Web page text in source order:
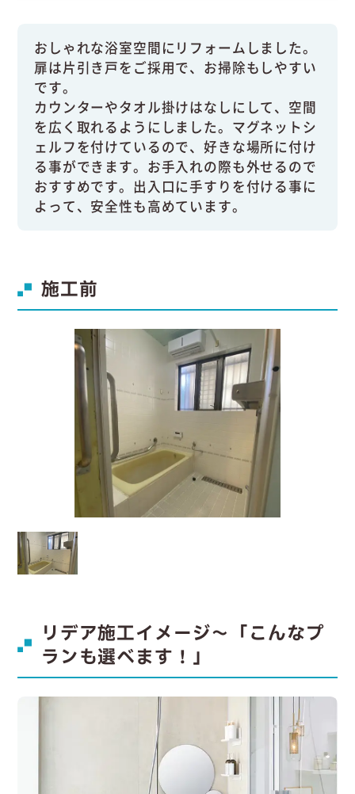
おしゃれな浴室空間にリフォームしました。
扉は片引き戸をご採用で、お掃除もしやすい
です。
カウンターやタオル掛けはなしにして、空間
を広く取れるようにしました。マグネットシ
ェルフを付けているので、好きな場所に付け
る事ができます。お手入れの際も外せるので
おすすめです。出入口に手すりを付ける事に
よって、安全性も高めています。
施工前
リデア施工イメージ～「こんなプ
ランも選べます！」